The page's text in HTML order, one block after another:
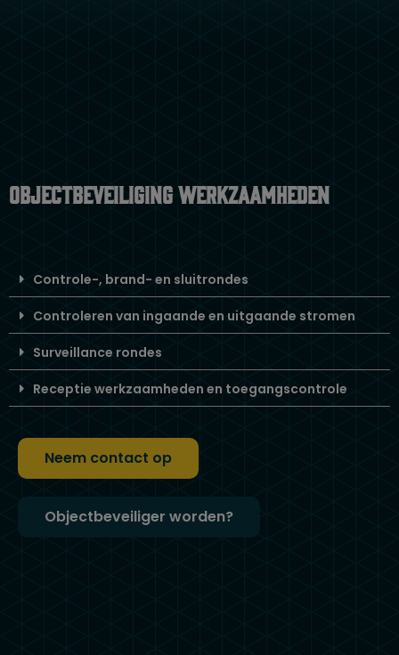
Objectbeveiliging werkzaamheden
Controle-, brand- en sluitrondes
Controleren van ingaande en uitgaande stromen
Surveillance rondes
Receptie werkzaamheden en toegangscontrole
Neem contact op
Objectbeveiliger worden?